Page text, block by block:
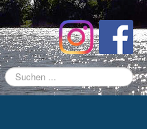
Suchen
...